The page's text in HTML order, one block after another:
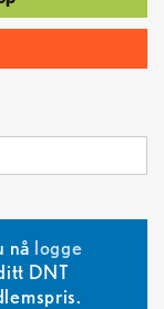
nå logge
DNT